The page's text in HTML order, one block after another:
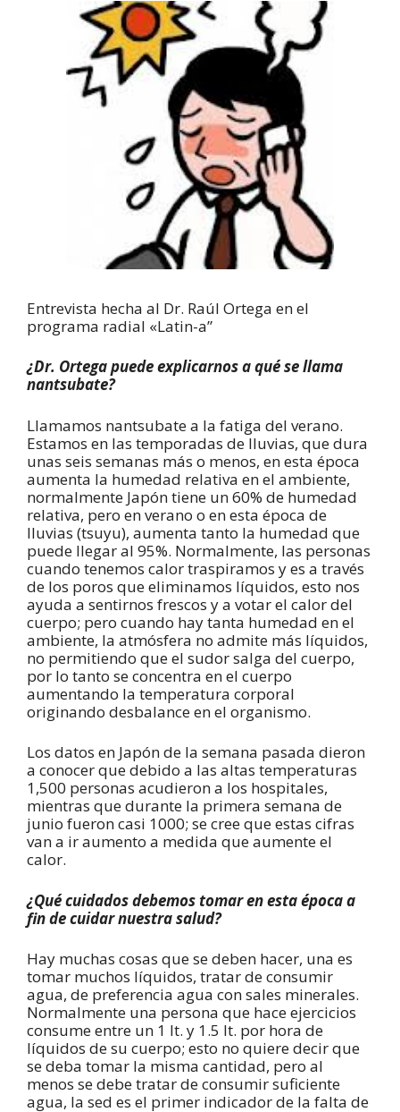
Entrevista hecha al Dr. Raúl Ortega en el
programa radial «Latin-a”
¿Dr. Ortega puede explicarnos a qué se llama
nantsubate?
Llamamos nantsubate a la fatiga del verano.
Estamos en las temporadas de lluvias, que dura
unas seis semanas más o menos, en esta época
aumenta la humedad relativa en el ambiente,
normalmente Japón tiene un 60% de humedad
relativa, pero en verano o en esta época de
lluvias (tsuyu), aumenta tanto la humedad que
puede llegar al 95%. Normalmente, las personas
cuando tenemos calor traspiramos y es a través
de los poros que eliminamos líquidos, esto nos
ayuda a sentirnos frescos y a votar el calor del
cuerpo; pero cuando hay tanta humedad en el
ambiente, la atmósfera no admite más líquidos,
no permitiendo que el sudor salga del cuerpo,
por lo tanto se concentra en el cuerpo
aumentando la temperatura corporal
originando desbalance en el organismo.
Los datos en Japón de la semana pasada dieron
a conocer que debido a las altas temperaturas
1,500 personas acudieron a los hospitales,
mientras que durante la primera semana de
junio fueron casi 1000; se cree que estas cifras
van a ir aumento a medida que aumente el
calor.
¿Qué cuidados debemos tomar en esta época a
fin de cuidar nuestra salud?
Hay muchas cosas que se deben hacer, una es
tomar muchos líquidos, tratar de consumir
agua, de preferencia agua con sales minerales.
Normalmente una persona que hace ejercicios
consume entre un 1 lt. y 1.5 lt. por hora de
líquidos de su cuerpo; esto no quiere decir que
se deba tomar la misma cantidad, pero al
menos se debe tratar de consumir suficiente
agua, la sed es el primer indicador de la falta de